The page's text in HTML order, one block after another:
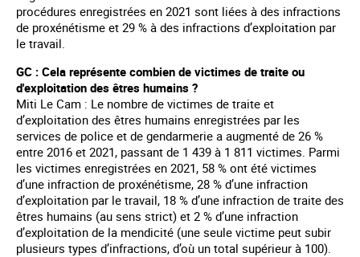
procédures enregistrées en 2021 sont liées à des infractions
de proxénétisme et 29 % à des infractions d’exploitation par
le travail.
GC : Cela représente combien de victimes de traite ou
d'exploitation des êtres humains ?
Miti Le Cam : Le nombre de victimes de traite et
d’exploitation des êtres humains enregistrées par les
services de police et de gendarmerie a augmenté de 26 %
entre 2016 et 2021, passant de 1 439 à 1 811 victimes. Parmi
les victimes enregistrées en 2021, 58 % ont été victimes
d’une infraction de proxénétisme, 28 % d’une infraction
d’exploitation par le travail, 18 % d’une infraction de traite des
êtres humains (au sens strict) et 2 % d’une infraction
d’exploitation de la mendicité (une seule victime peut subir
plusieurs types d’infractions, d’où un total supérieur à 100).